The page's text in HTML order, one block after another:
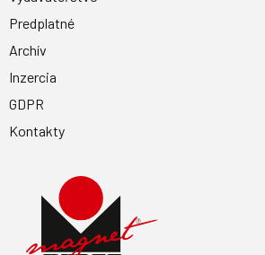
Predplatné
Archív
Inzercia
GDPR
Kontakty